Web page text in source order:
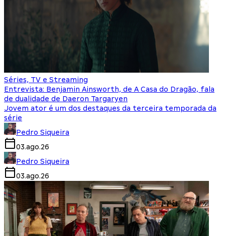
Séries, TV e Streaming
Entrevista: Benjamin Ainsworth, de A Casa do Dragão, fala
de dualidade de Daeron Targaryen
Jovem ator é um dos destaques da terceira temporada da
série
Pedro Siqueira
03.ago.26
Pedro Siqueira
03.ago.26